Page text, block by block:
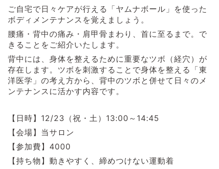
ご自宅で日々ケアが行える「ヤムナボール」を使った
ボディメンテナンスを覚えましょう。
腰痛・背中の痛み・肩甲骨まわり、首に至るまで。で
きることをご紹介いたします。
背中には、身体を整えるために重要なツボ（経穴）が
存在します。ツボを刺激することで身体を整える「東
洋医学」の考え方から、背中のツボと併せて日々のメ
ンテナンスに活かす内容です。
【日時】12/23（祝・土）13:00～14:45
【会場】当サロン
【参加費】4000
【持ち物】動きやすく、締めつけない運動着